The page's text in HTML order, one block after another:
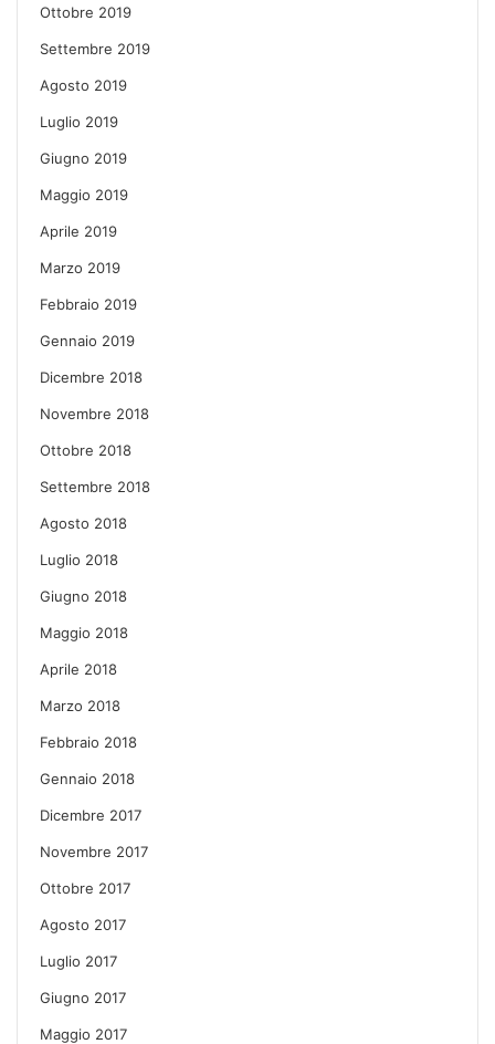
Ottobre 2019
Settembre 2019
Agosto 2019
Luglio 2019
Giugno 2019
Maggio 2019
Aprile 2019
Marzo 2019
Febbraio 2019
Gennaio 2019
Dicembre 2018
Novembre 2018
Ottobre 2018
Settembre 2018
Agosto 2018
Luglio 2018
Giugno 2018
Maggio 2018
Aprile 2018
Marzo 2018
Febbraio 2018
Gennaio 2018
Dicembre 2017
Novembre 2017
Ottobre 2017
Agosto 2017
Luglio 2017
Giugno 2017
Maggio 2017